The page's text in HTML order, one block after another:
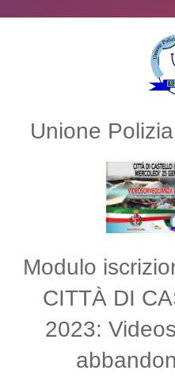
Unione
Modulo
CITTÀ DI
2023: